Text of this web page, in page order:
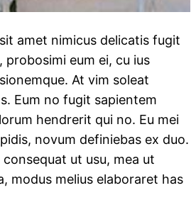
amet nimicus delicatis fugit
probosimi eum ei, cu ius
At vim soleat
Eum no fugit sapientem
hendrerit qui no. Eu mei
novum definiebas ex duo.
ut usu, mea ut
modus melius elaboraret has